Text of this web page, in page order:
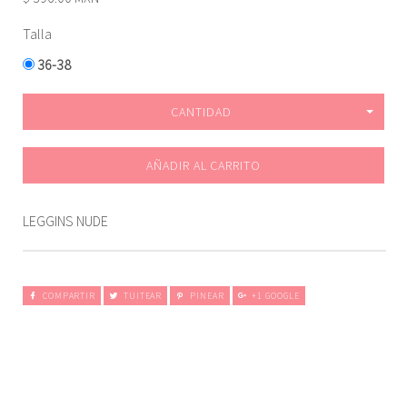
Talla
36-38
CANTIDAD
AÑADIR AL CARRITO
LEGGINS NUDE
COMPARTIR TUITEAR PINEAR +1 GOOGLE